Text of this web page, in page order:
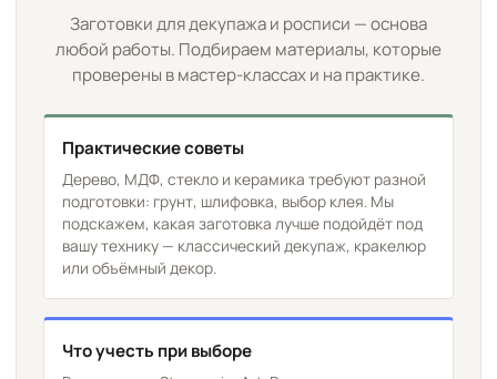
Заготовки для декупажа и росписи — основа
любой работы. Подбираем материалы, которые
проверены в мастер-классах и на практике.
Практические советы
Дерево, МДФ, стекло и керамика требуют разной
подготовки: грунт, шлифовка, выбор клея. Мы
подскажем, какая заготовка лучше подойдёт под
вашу технику — классический декупаж, кракелюр
или объёмный декор.
Что учесть при выборе